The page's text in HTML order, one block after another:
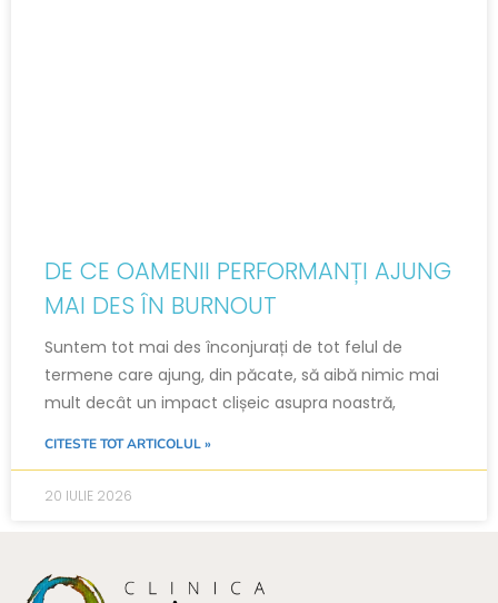
DE CE OAMENII PERFORMANȚI AJUNG
MAI DES ÎN BURNOUT
Suntem tot mai des înconjurați de tot felul de
termene care ajung, din păcate, să aibă nimic mai
mult decât un impact clișeic asupra noastră,
CITESTE TOT ARTICOLUL »
20 IULIE 2026